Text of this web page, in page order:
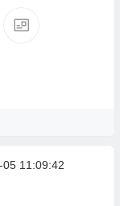
11:09:42